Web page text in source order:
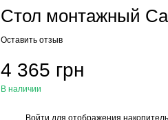
Стол монтажный
Оставить отзыв
4 365 грн
В наличии
Войти для отображения